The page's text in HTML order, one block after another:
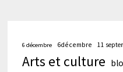
6 décembre 6décembre 11
Arts et culture